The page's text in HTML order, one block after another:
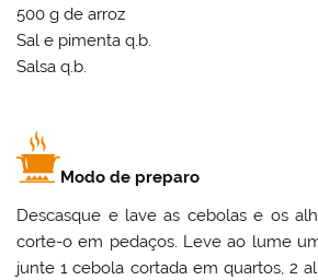
500 g de arroz
Sal e pimenta q.b.
Salsa q.b.
Modo de preparo
Descasque e lave as cebolas e os
corte-o em pedaços. Leve ao lume
junte 1 cebola cortada em quartos, 2